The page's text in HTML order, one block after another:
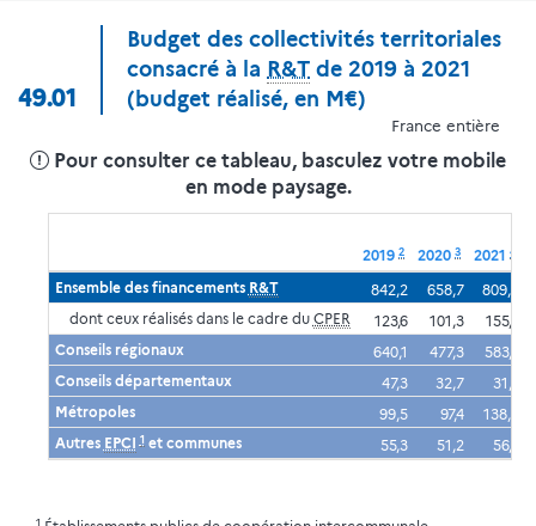
49.01
Budget des collectivités territoriales
consacré à la R&T de 2019 à 2021
(budget réalisé, en M€)
France entière
Pour consulter ce tableau, basculez votre mobile
en mode paysage.
20192 20203 20214
Ensemble des financements R&T 842,2 658,7
809,7
dont ceux réalisés dans le cadre du CPER 123,6 101,3
155,0
Conseils régionaux
640,1 477,3
583,0
Conseils départementaux
47,3 32,7
31,4
Métropoles
99,5 97,4
138,7
Autres EPCI 1et communes 55,3 51,2 56,6
1